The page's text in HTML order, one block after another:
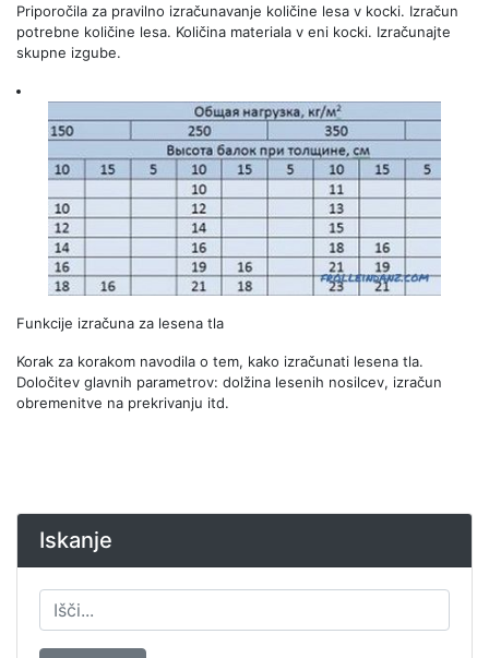
Priporočila za pravilno izračunavanje količine lesa v kocki. Izračun
potrebne količine lesa. Količina materiala v eni kocki. Izračunajte
skupne izgube.
Funkcije izračuna za lesena tla
Korak za korakom navodila o tem, kako izračunati lesena tla.
Določitev glavnih parametrov: dolžina lesenih nosilcev, izračun
obremenitve na prekrivanju itd.
Iskanje